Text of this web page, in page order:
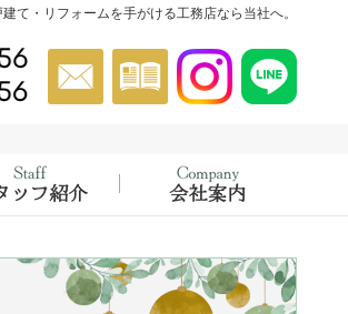
て・リフォームを手がける工務店なら当社へ。
046-854-5556
022-302-4456
資料請求 Instagram